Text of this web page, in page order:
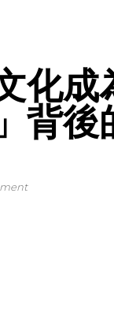
化成
背